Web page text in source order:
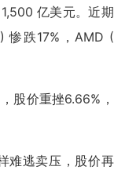
亿美元。近期
惨跌17%，AMD (
股价重挫6.66%，
难逃卖压，股价再